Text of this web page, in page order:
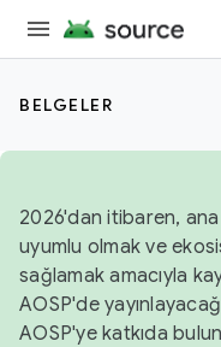
BELGELER
2026'dan itibaren,
uyumlu olmak ve
sağlamak amacıyla
AOSP'de
AOSP'ye katkıda